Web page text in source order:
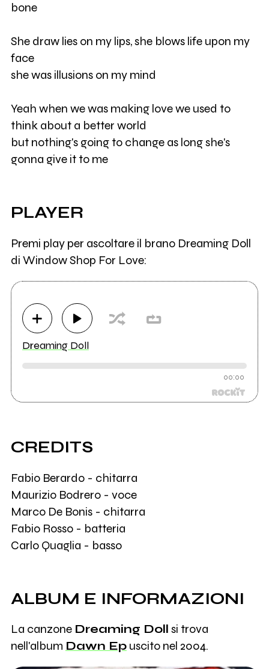
bone
She draw lies on my lips, she blows life upon my
face
she was illusions on my mind
Yeah when we was making love we used to
think about a better world
but nothing's going to change as long she's
gonna give it to me
PLAYER
Premi play per ascoltare il brano Dreaming Doll
di Window Shop For Love:
Dreaming Doll
00:00
CREDITS
Fabio Berardo - chitarra
Maurizio Bodrero - voce
Marco De Bonis - chitarra
Fabio Rosso - batteria
Carlo Quaglia - basso
ALBUM E INFORMAZIONI
La canzone Dreaming Doll si trova
nell'album Dawn Epuscito nel 2004.